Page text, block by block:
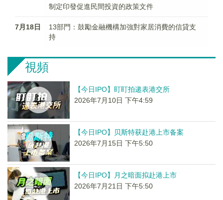
制定印發促進民間投資的政策文件
7月18日
13部門：鼓勵金融機構加強對家居消費的信貸支
持
視頻
【今日IPO】盯盯拍递表港交所
2026年7月10日 下午4:59
【今日IPO】贝斯特获赴港上市备案
2026年7月15日 下午5:50
【今日IPO】月之暗面拟赴港上市
2026年7月21日 下午5:50